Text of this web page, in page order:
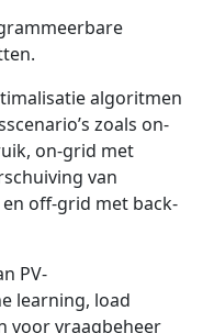
algoritmen
zoals on-
on-grid met
van
off-grid met back-
PV-
learning, load
voor vraagbeheer